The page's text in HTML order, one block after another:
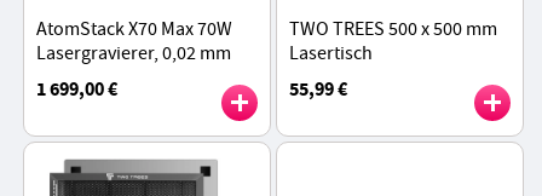
AtomStack X70 Max 70W
Lasergravierer, 0,02 mm
Genauigkeit, Autofokus,
Gravurfläche 800 x 850 mm
1 699,00 €
TWO TREES 500 x 500 mm
Lasertisch
55,99 €